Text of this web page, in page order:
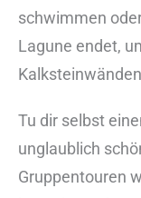
schwimmen
Lagune endet,
Tu dir selbst
unglaublich
Gruppentouren